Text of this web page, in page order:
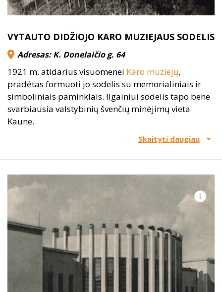
VYTAUTO DIDŽIOJO KARO MUZIEJAUS SODELIS
Adresas: K. Donelaičio g. 64
1921 m. atidarius visuomenei Karo muziejų,
pradėtas formuoti jo sodelis su memorialiniais ir
simboliniais paminklais. Ilgainiui sodelis tapo bene
svarbiausia valstybinių švenčių minėjimų vieta
Kaune.
Skaityti daugiau